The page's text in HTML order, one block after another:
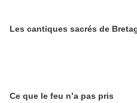
Les cantiques sacrés de
Ce que le feu n’a pas pris